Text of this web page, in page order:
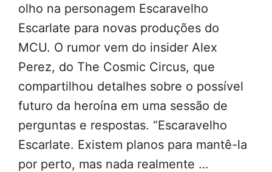
olho na personagem Escaravelho
Escarlate para novas produções do
MCU. O rumor vem do insider Alex
Perez, do The Cosmic Circus, que
compartilhou detalhes sobre o possível
futuro da heroína em uma sessão de
perguntas e respostas. “Escaravelho
Escarlate. Existem planos para mantê-la
por perto, mas nada realmente …